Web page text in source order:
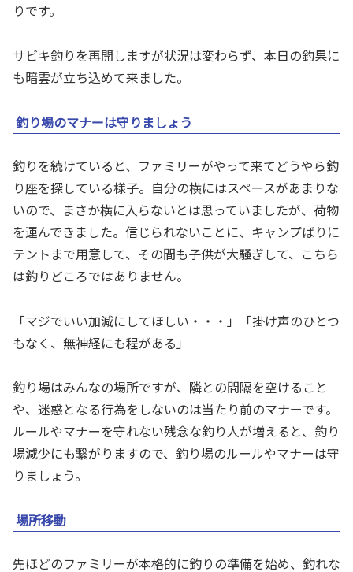
りです。
サビキ釣りを再開しますが状況は変わらず、本日の釣果に
も暗雲が立ち込めて来ました。
釣り場のマナーは守りましょう
釣りを続けていると、ファミリーがやって来てどうやら釣
り座を探している様子。自分の横にはスペースがあまりな
いので、まさか横に入らないとは思っていましたが、荷物
を運んできました。信じられないことに、キャンプばりに
テントまで用意して、その間も子供が大騒ぎして、こちら
は釣りどころではありません。
「マジでいい加減にしてほしい・・・」「掛け声のひとつ
もなく、無神経にも程がある」
釣り場はみんなの場所ですが、隣との間隔を空けること
や、迷惑となる行為をしないのは当たり前のマナーです。
ルールやマナーを守れない残念な釣り人が増えると、釣り
場減少にも繋がりますので、釣り場のルールやマナーは守
りましょう。
場所移動
先ほどのファミリーが本格的に釣りの準備を始め、釣れな